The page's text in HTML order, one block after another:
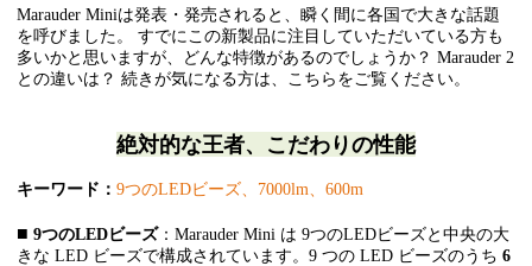
Marauder Miniは発表・発売されると、瞬く間に各国で大きな話題
を呼びました。 すでにこの新製品に注目していただいている方も
多いかと思いますが、どんな特徴があるのでしょうか？ Marauder 2
との違いは？ 続きが気になる方は、こちらをご覧ください。
絶対的な王者、こだわりの性能
キーワード：9つのLEDビーズ、7000lm、600m
■ 9つのLEDビーズ：Marauder Mini は 9つのLEDビーズと中央の大
きな LED ビーズで構成されています。9 つの LED ビーズのうち6